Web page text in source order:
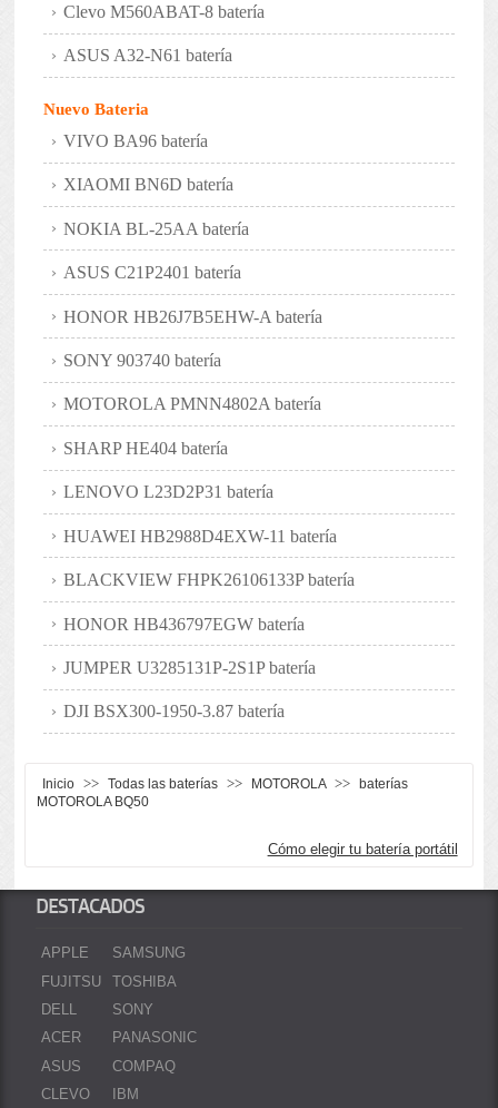
Clevo M560ABAT-8 batería
ASUS A32-N61 batería
Nuevo Bateria
VIVO BA96 batería
XIAOMI BN6D batería
NOKIA BL-25AA batería
ASUS C21P2401 batería
HONOR HB26J7B5EHW-A batería
SONY 903740 batería
MOTOROLA PMNN4802A batería
SHARP HE404 batería
LENOVO L23D2P31 batería
HUAWEI HB2988D4EXW-11 batería
BLACKVIEW FHPK26106133P batería
HONOR HB436797EGW batería
JUMPER U3285131P-2S1P batería
DJI BSX300-1950-3.87 batería
Inicio >> Todas las baterías >> MOTOROLA >>
baterías
MOTOROLA BQ50
Cómo elegir tu batería portátil
DESTACADOS
APPLE
FUJITSU
DELL
ACER
ASUS
CLEVO
SAMSUNG
TOSHIBA
SONY
PANASONIC
COMPAQ
IBM